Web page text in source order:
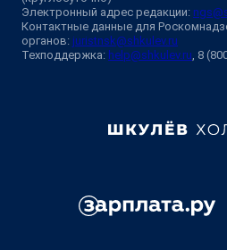
Электронный адрес редакции:
Контактные данные для
органов: juristnsk@shkulev.ru
Техподдержка: help@shkulev.ru, 8